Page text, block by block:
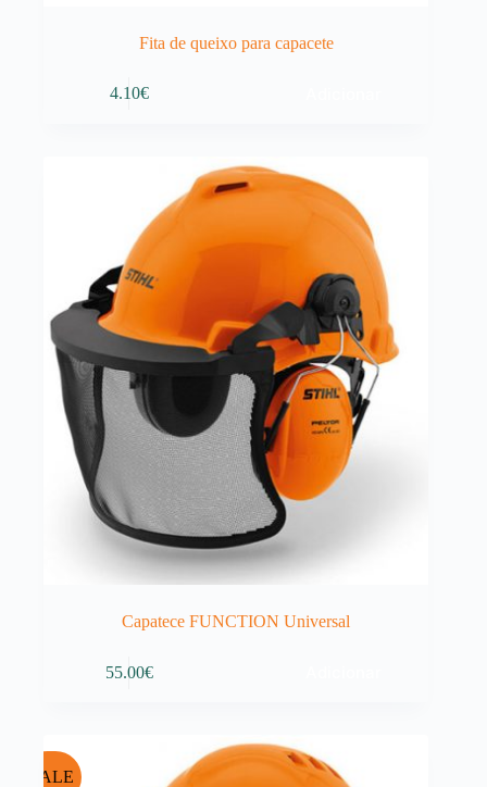
Fita de queixo para capacete
4.10€
Capatece FUNCTION Universal
55.00€
SALE